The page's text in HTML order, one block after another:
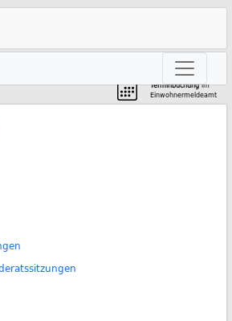
Terminbuchungim
Einwohnermeldeamt